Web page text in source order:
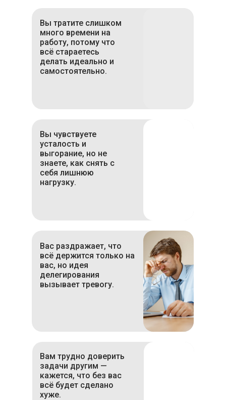
Вы тратите слишком
много времени на
работу, потому что
всё стараетесь
делать идеально и
самостоятельно.
Вам трудно доверить
задачи другим —
кажется, что без вас
всё будет сделано
хуже.
Вы чувствуете
усталость и
выгорание, но не
знаете, как снять с
себя лишнюю
нагрузку.
Вас раздражает, что
всё держится только на
вас, но идея
делегирования
вызывает тревогу.